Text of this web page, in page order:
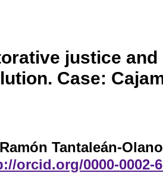
justice
Case:
Tantaleán-Olano
orcid.org/0000-0002-